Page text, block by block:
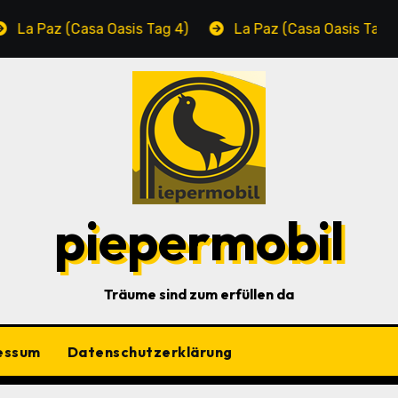
Paz (Casa Oasis Tag 4) La Paz (Casa Oasis Tag 3)
piepermobil
Träume sind zum erfüllen da
Datenschutzerklärung